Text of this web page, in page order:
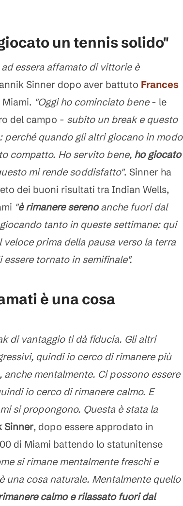
un tennis solido"
essera affamato di vittorie è
Sinner dopo aver battuto Frances
"Oggi ho cominciato bene- le
del campo - subito un break e questo
perché quando gli altri giocano in modo
compatto. Ho servito bene, ho giocato
mi rende soddisfatto". Sinner ha
dei buoni risultati tra Indian Wells,
"è rimanere serenoanche fuori dal
tanto in queste settimane: qui
prima della pausa verso la terra
essere tornato in semifinale".
è una cosa
di vantaggio ti dà fiducia. Gli altri
quindi io cerco di rimanere più
mentalmente. Ci possono essere
io cerco di rimanere calmo. E
si propongono. Questa è stata la
Sinner, dopo essere approdato in
di Miami battendo lo statunitense
si rimane mentalmente freschi e
una cosa naturale. Mentalmente quello
calmo e rilassato fuori dal